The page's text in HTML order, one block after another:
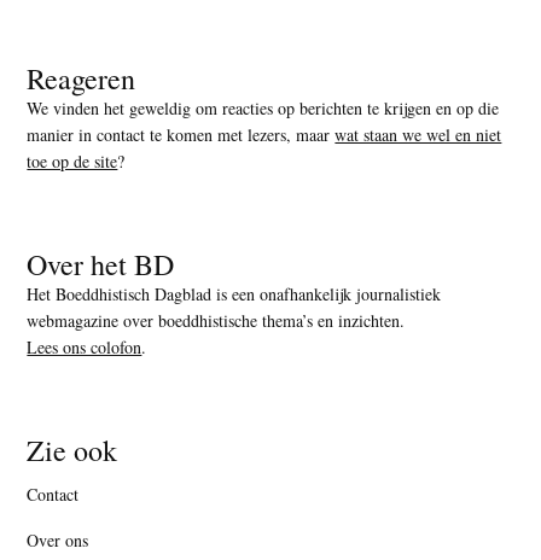
Reageren
We vinden het geweldig om reacties op berichten te krijgen en op die
manier in contact te komen met lezers, maarwat staan we wel en niet
toe op de site?
Over het BD
Het Boeddhistisch Dagblad is een onafhankelijk journalistiek
webmagazine over boeddhistische thema’s en inzichten.
Lees ons colofon.
Zie ook
Contact
Over ons